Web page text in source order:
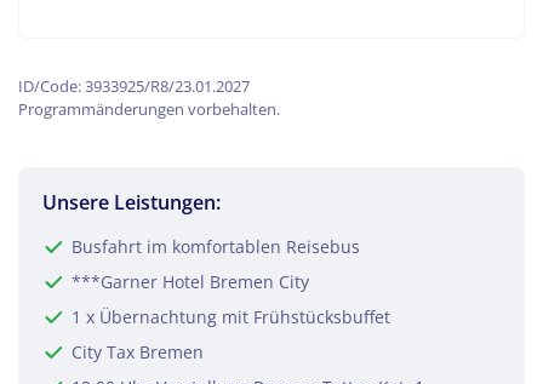
ID/Code: 3933925/R8/23.01.2027
Programmänderungen vorbehalten.
Unsere Leistungen:
Busfahrt im komfortablen Reisebus
***Garner Hotel Bremen City
1 x Übernachtung mit Frühstücksbuffet
City Tax Bremen